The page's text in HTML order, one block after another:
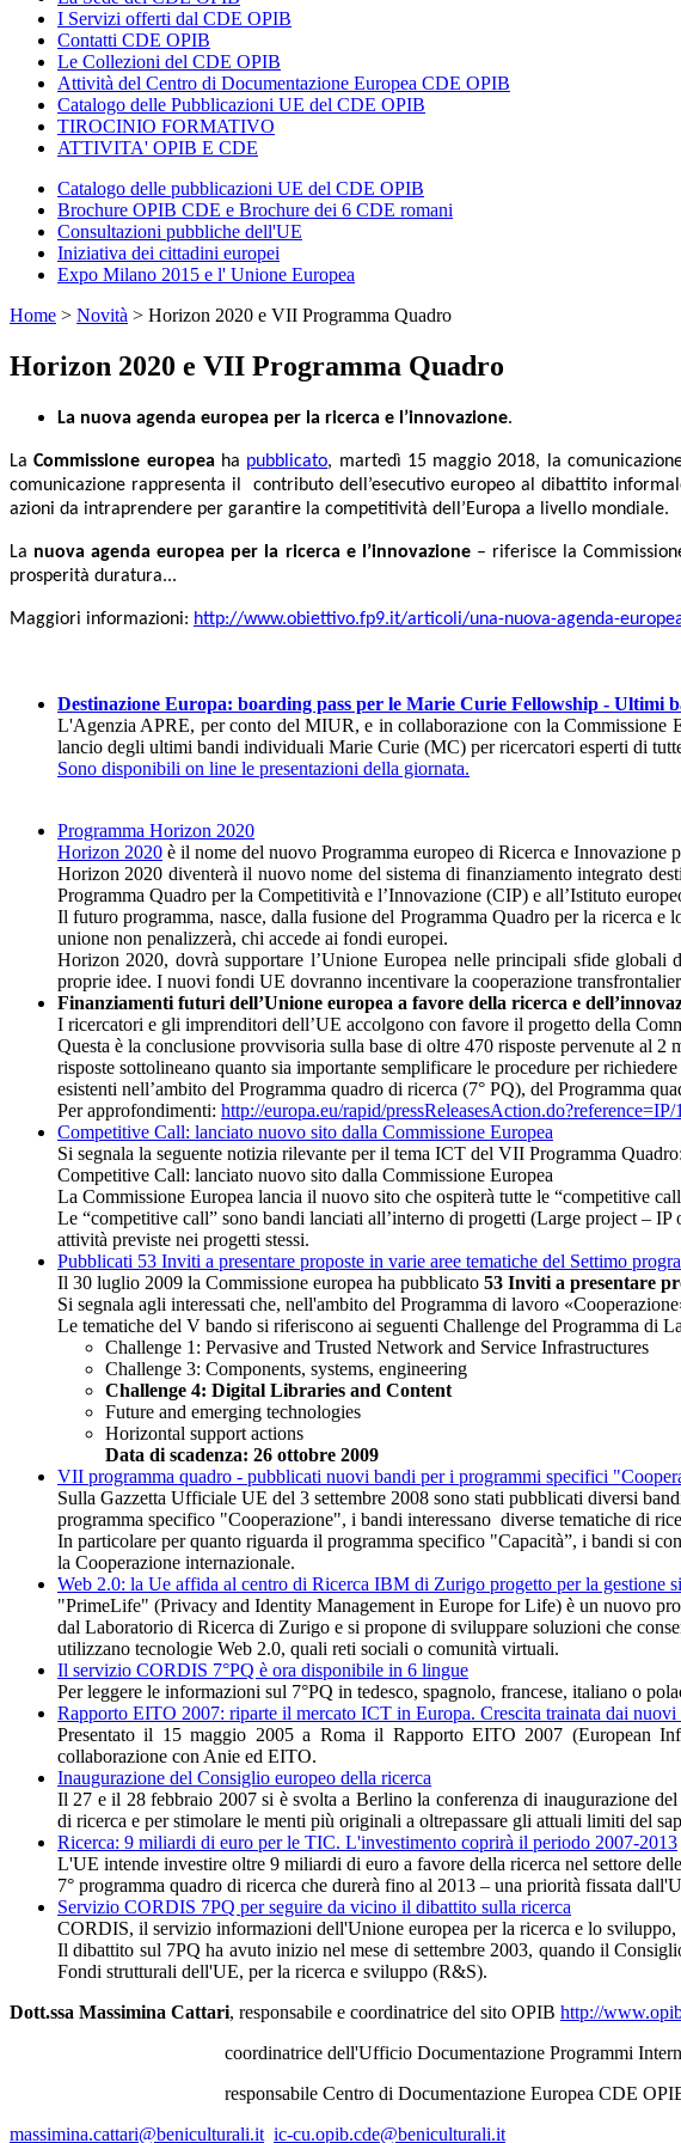
I Servizi offerti dal CDE OPIB
Contatti CDE OPIB
Le Collezioni del CDE OPIB
Attività del Centro di Documentazione Europea CDE OPIB
Catalogo delle Pubblicazioni UE del CDE OPIB
TIROCINIO FORMATIVO
ATTIVITA' OPIB E CDE
Catalogo delle pubblicazioni UE del CDE OPIB
Brochure OPIB CDE e Brochure dei 6 CDE romani
Consultazioni pubbliche dell'UE
Iniziativa dei cittadini europei
Expo Milano 2015 e l' Unione Europea
Home > Novità > Horizon 2020 e VII Programma Quadro
Horizon 2020 e VII Programma Quadro
La nuova agenda europea per la ricerca e l’innovazione.
LaCommissione europea ha pubblicato, martedì 15 maggio 2018, la
comunicazione rappresenta il contributo dell’esecutivo europeo al dibattito
azioni da intraprendere per garantire la competitività dell’Europa a livello mondiale.
La nuova agenda europea per la ricerca e l’innovazione– riferisce la
prosperità duratura...
Maggiori informazioni: http://www.obiettivo.fp9.it/articoli/una-nuova-agenda-
Destinazione Europa: boarding pass per le Marie Curie Fellowship -
L'Agenzia APRE, per conto del MIUR, e in collaborazione con la Commissione
lancio degli ultimi bandi individuali Marie Curie (MC) per ricercatori esperti di
Sono disponibili on line le presentazioni della giornata.
Programma Horizon 2020
Horizon 2020 è il nome del nuovo Programma europeo di Ricerca e Innovazione
Horizon 2020 diventerà il nuovo nome del sistema di finanziamento integrato
Programma Quadro per la Competitività e l’Innovazione (CIP) e all’Istituto
Il futuro programma, nasce, dalla fusione del Programma Quadro per la ricerca
unione non penalizzerà, chi accede ai fondi europei.
Horizon 2020, dovrà supportare l’Unione Europea nelle principali sfide
proprie idee. I nuovi fondi UE dovranno incentivare la cooperazione
Finanziamenti futuri dell’Unione europea a favore della ricerca e
I ricercatori e gli imprenditori dell’UE accolgono con favore il progetto della
Questa è la conclusione provvisoria sulla base di oltre 470 risposte pervenute al
risposte sottolineano quanto sia importante semplificare le procedure per
esistenti nell’ambito del Programma quadro di ricerca (7° PQ), del Programma
Per approfondimenti: http://europa.eu/rapid/
Competitive Call: lanciato nuovo sito dalla Commissione Europea
Si segnala la seguente notizia rilevante per il tema ICT del VII Programma Quadro:
Competitive Call: lanciato nuovo sito dalla Commissione Europea
La Commissione Europea lancia il nuovo sito che ospiterà tutte le “competitive
Le “competitive call” sono bandi lanciati all’interno di progetti (Large project –
attività previste nei progetti stessi.
Pubblicati 53 Inviti a presentare proposte in varie aree tematiche del Settimo
Il 30 luglio 2009 la Commissione europea ha pubblicato 53 Inviti a presentare
Si segnala agli interessati che, nell'ambito del Programma di lavoro
Le tematiche del V bando si riferiscono ai seguenti Challenge del Programma di
Challenge 1: Pervasive and Trusted Network and Service Infrastructures
Challenge 3: Components, systems, engineering
Challenge 4: Digital Libraries and Content
Future and emerging technologies
Horizontal support actions
Data di scadenza: 26 ottobre 2009
VII programma quadro - pubblicati nuovi bandi per i programmi specifici
Sulla Gazzetta Ufficiale UE del 3 settembre 2008 sono stati pubblicati diversi
programma specifico "Cooperazione", i bandi interessano diverse tematiche di
In particolare per quanto riguarda il programma specifico "Capacità”, i bandi si
la Cooperazione internazionale.
Web 2.0: la Ue affida al centro di Ricerca IBM di Zurigo progetto per la gestione
"PrimeLife" (Privacy and Identity Management in Europe for Life) è un nuovo
dal Laboratorio di Ricerca di Zurigo e si propone di sviluppare soluzioni che
utilizzano tecnologie Web 2.0, quali reti sociali o comunità virtuali.
Il servizio CORDIS 7°PQ è ora disponibile in 6 lingue
Per leggere le informazioni sul 7°PQ in tedesco, spagnolo, francese, italiano o
Rapporto EITO 2007: riparte il mercato ICT in Europa. Crescita trainata dai nuovi
Presentato il 15 maggio 2005 a Roma il Rapporto EITO 2007 (European
collaborazione con Anie ed EITO.
Inaugurazione del Consiglio europeo della ricerca
Il 27 e il 28 febbraio 2007 si è svolta a Berlino la conferenza di inaugurazione
di ricerca e per stimolare le menti più originali a oltrepassare gli attuali limiti del
Ricerca: 9 miliardi di euro per le TIC. L'investimento coprirà il periodo 2007-2013
L'UE intende investire oltre 9 miliardi di euro a favore della ricerca nel settore
7° programma quadro di ricerca che durerà fino al 2013 – una priorità fissata
Servizio CORDIS 7PQ per seguire da vicino il dibattito sulla ricerca
CORDIS, il servizio informazioni dell'Unione europea per la ricerca e lo
Il dibattito sul 7PQ ha avuto inizio nel mese di settembre 2003, quando il
Fondi strutturali dell'UE, per la ricerca e sviluppo (R&S).
Dott.ssa Massimina Cattari, responsabile e coordinatrice del sito OPIB http://
coordinatrice dell'Ufficio Documentazione Programmi Internazionali -
responsabile Centro di Documentazione Europea CDE
massimina.cattari@beniculturali.it ic-cu.opib.cde@beniculturali.it